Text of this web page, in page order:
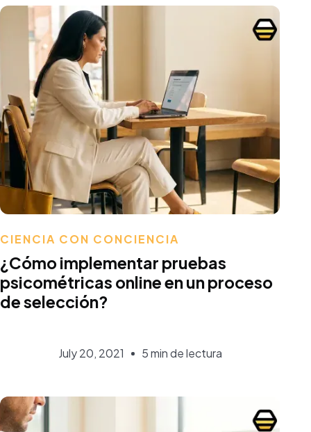
CIENCIA CON CONCIENCIA
¿Cómo implementar pruebas
psicométricas online en un proceso
de selección?
July 20, 2021 5 min de lectura